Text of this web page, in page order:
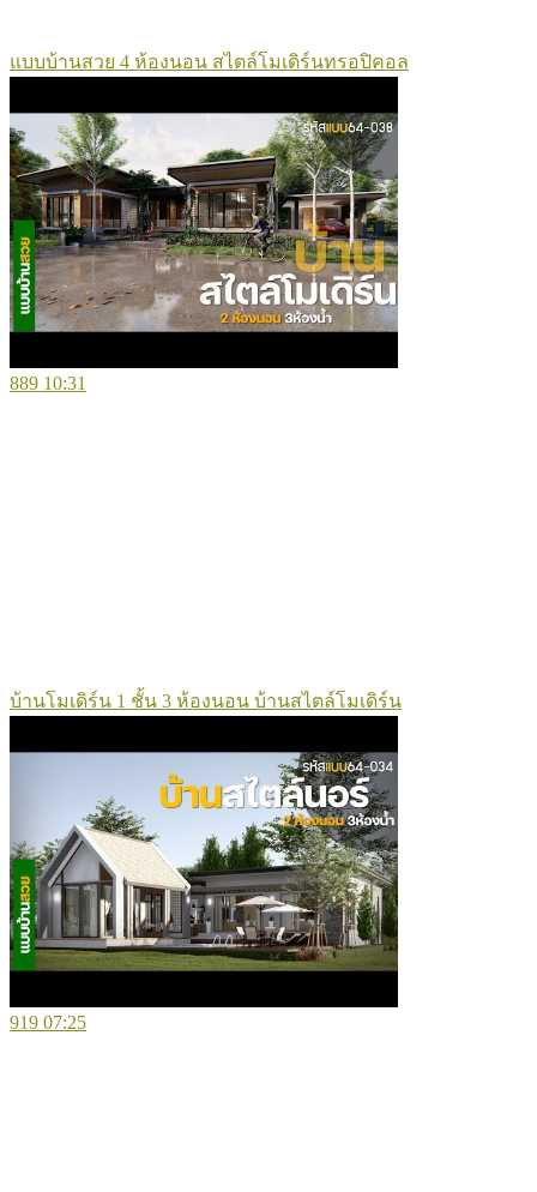
แบบบ้านสวย 4 ห้องนอน สไตล์โมเดิร์นทรอปิคอล
889 10:31
บ้านโมเดิร์น 1 ชั้น 3 ห้องนอน บ้านสไตล์โมเดิร์น
919 07:25